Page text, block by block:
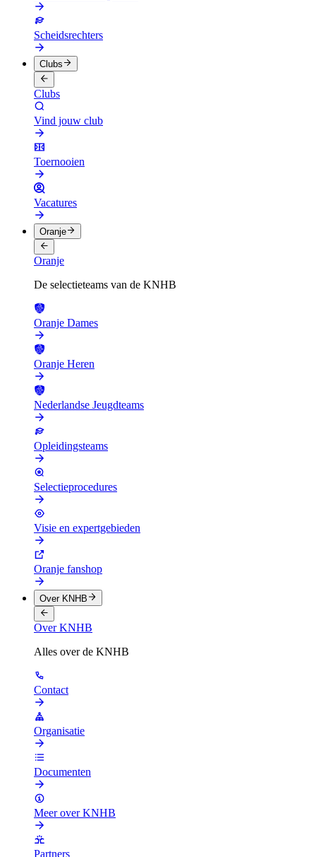
Scheidsrechters
Clubs
Clubs
Vind jouw club
Toernooien
Vacatures
Oranje
Oranje
De selectieteams van de KNHB
Oranje Dames
Oranje Heren
Nederlandse Jeugdteams
Opleidingsteams
Selectieprocedures
Visie en expertgebieden
Oranje fanshop
Over KNHB
Over KNHB
Alles over de KNHB
Contact
Organisatie
Documenten
Meer over KNHB
Partners